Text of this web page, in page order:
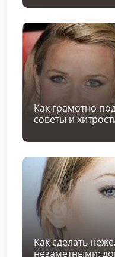
Как грамотно
советы и
Как сделать
незаметными: